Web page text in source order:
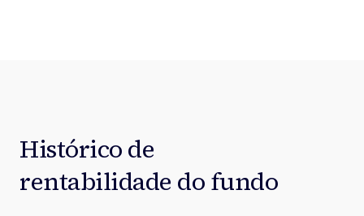
Histórico de
rentabilidade do fundo